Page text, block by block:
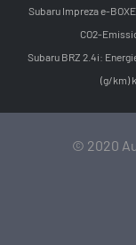
Subaru Impreza e-
CO2-
Subaru BRZ 2.4i:
(g/km)
© 2020